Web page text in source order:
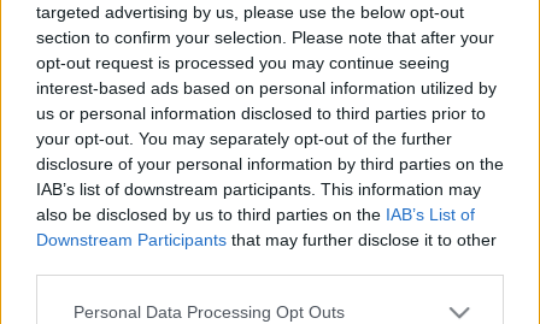
targeted advertising by us, please use the below opt-out
section to confirm your selection. Please note that after your
opt-out request is processed you may continue seeing
interest-based ads based on personal information utilized by
us or personal information disclosed to third parties prior to
your opt-out. You may separately opt-out of the further
disclosure of your personal information by third parties on the
IAB’s list of downstream participants. This information may
also be disclosed by us to third parties on the IAB’s List of
Downstream Participants that may further disclose it to other
Please note that this website/app uses one or more Google
Personal Data Processing Opt Outs
408. A „csak” Gömöri
amier •2015. május 26.
Olvasom, hogy rendkívüli elnökségi ülést tartott ma
délelőtt a Magyar Paralimpiai Bizottság. Az ülés
után Gömöri Zsolt (még) elnök tartott egy
sajtótájékoztatót, melyen ismertette, milyen
döntéseket hoztak, majd igyekezett megcáfolni
azokat a vádakat, melyek a személye,…